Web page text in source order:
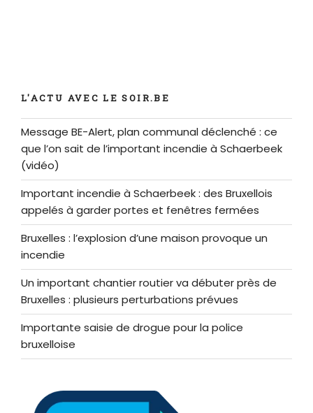
L'ACTU AVEC LE SOIR.BE
Message BE-Alert, plan communal déclenché : ce
que l’on sait de l’important incendie à Schaerbeek
(vidéo)
Important incendie à Schaerbeek : des Bruxellois
appelés à garder portes et fenêtres fermées
Bruxelles : l’explosion d’une maison provoque un
incendie
Un important chantier routier va débuter près de
Bruxelles : plusieurs perturbations prévues
Importante saisie de drogue pour la police
bruxelloise